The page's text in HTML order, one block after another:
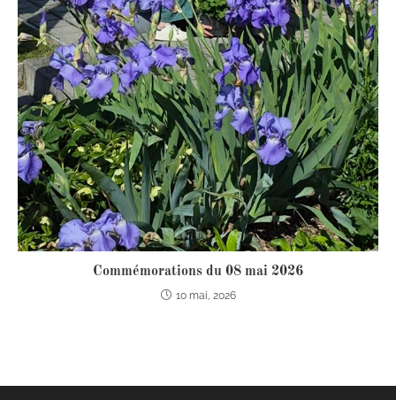
Commémorations du 08 mai 2026
10 mai, 2026